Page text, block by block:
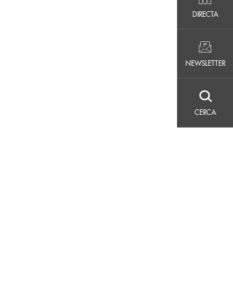
DIRECTA
NEWSLETTER
CERCA